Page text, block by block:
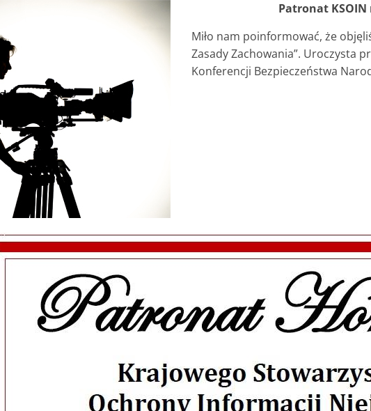
Patronat KSOIN
Miło nam poinformować, że
Zasady Zachowania”. Uroczysta
Konferencji Bezpieczeństwa